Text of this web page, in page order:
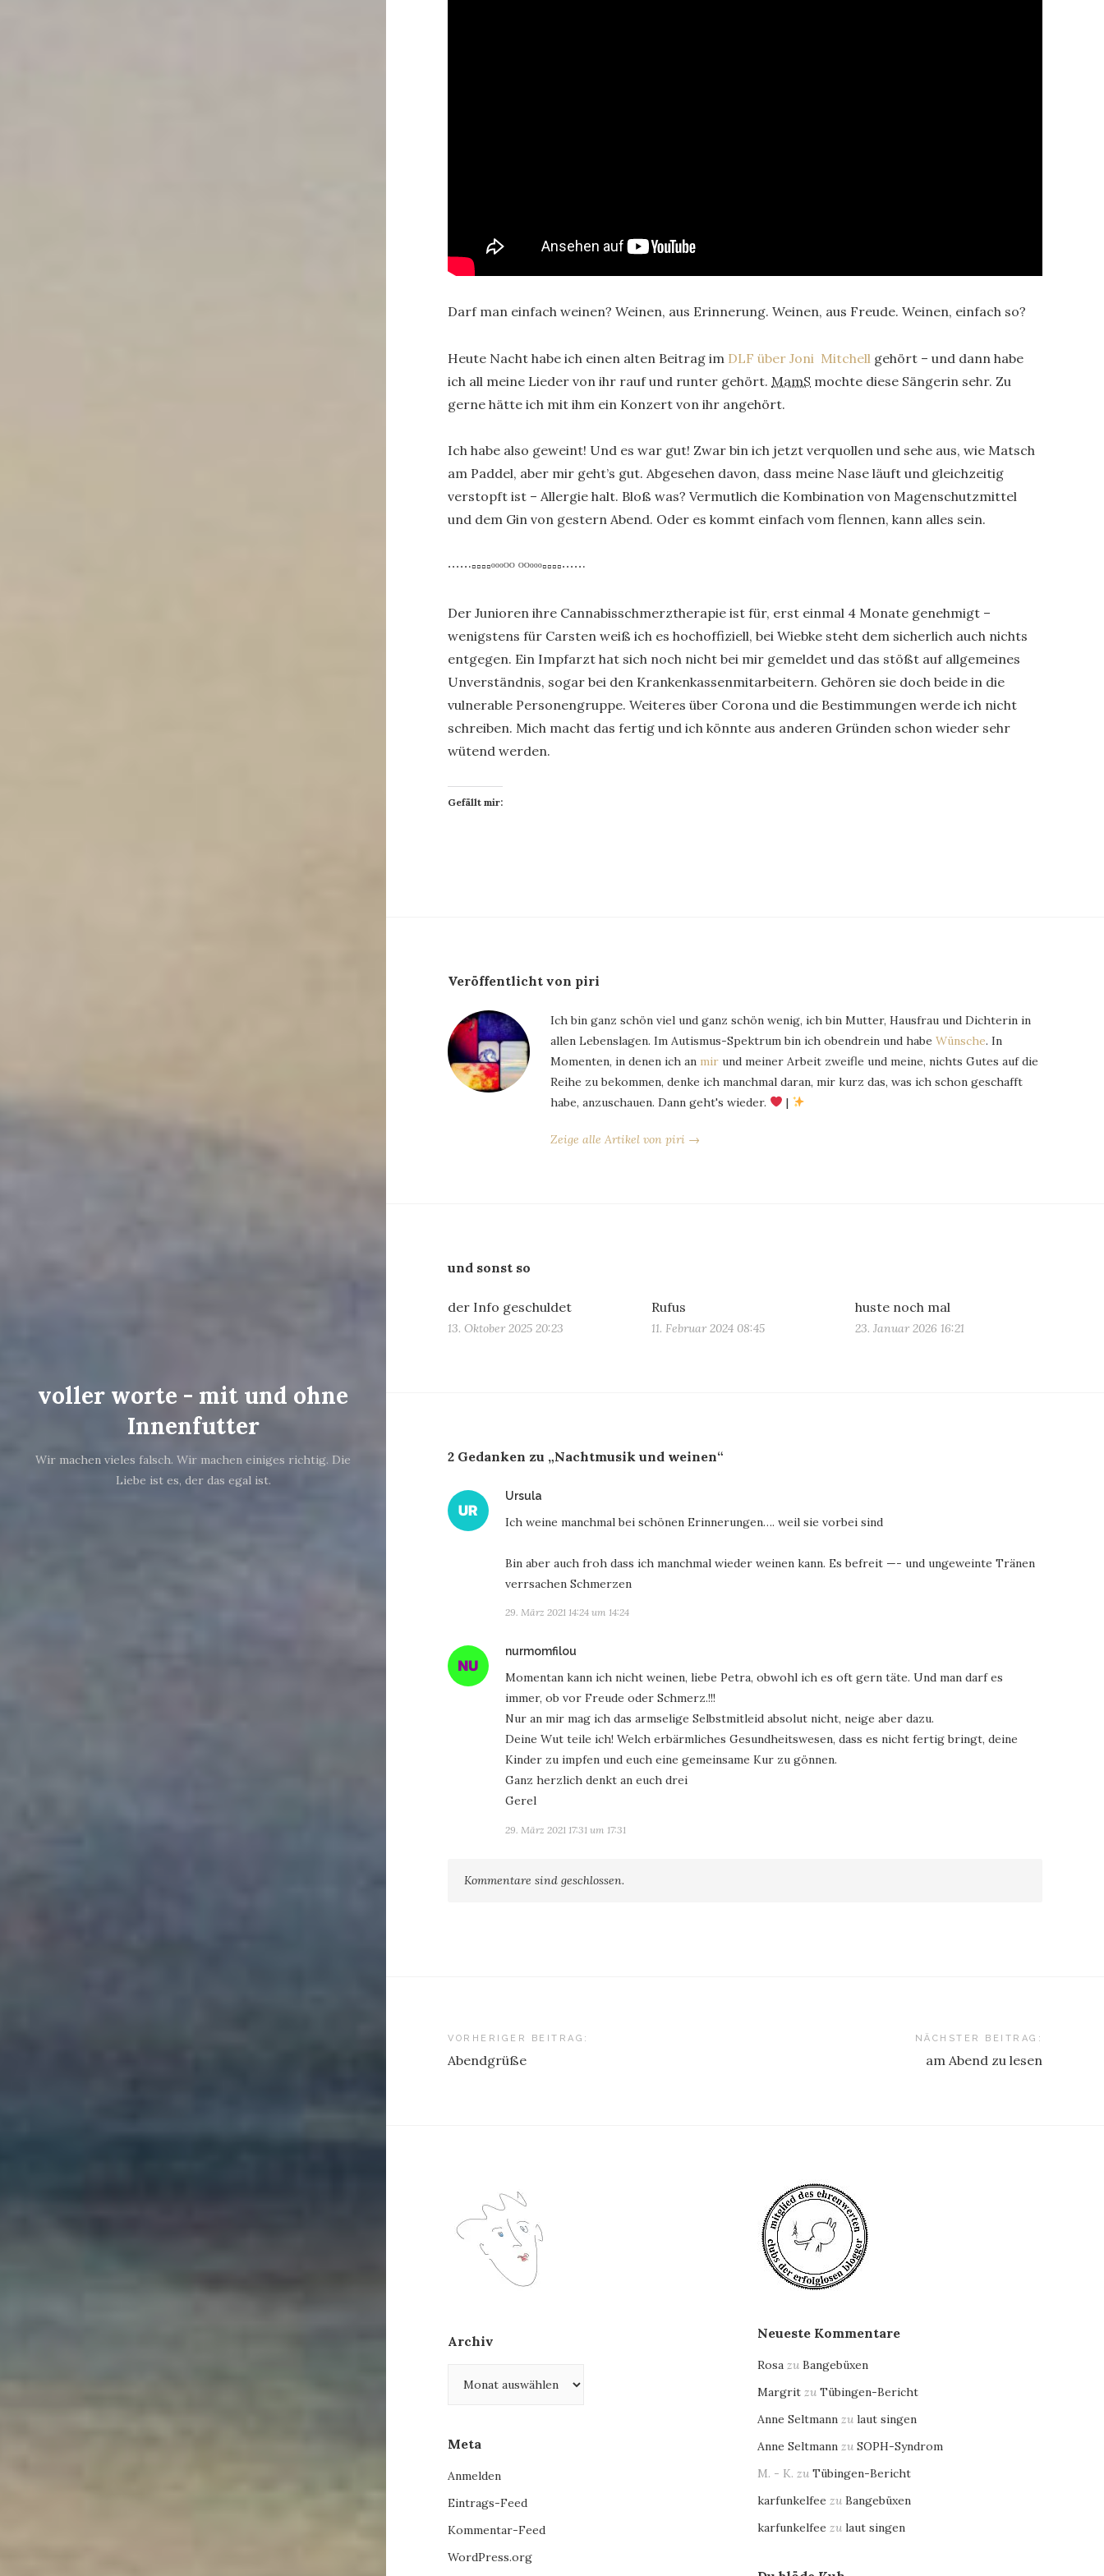
voller worte - mit und ohne
Innenfutter
Wir machen vieles falsch. Wir machen einiges richtig. Die
Liebe ist es, der das egal ist.
Darf man einfach weinen? Weinen, aus Erinnerung. Weinen, aus Freude. Weinen, einfach so?
Heute Nacht habe ich einen alten Beitrag im DLF über Joni Mitchell gehört – und dann habe
ich all meine Lieder von ihr rauf und runter gehört. MamS mochte diese Sängerin sehr. Zu
gerne hätte ich mit ihm ein Konzert von ihr angehört.
Ich habe also geweint! Und es war gut! Zwar bin ich jetzt verquollen und sehe aus, wie Matsch
am Paddel, aber mir geht’s gut. Abgesehen davon, dass meine Nase läuft und gleichzeitig
verstopft ist – Allergie halt. Bloß was? Vermutlich die Kombination von Magenschutzmittel
und dem Gin von gestern Abend. Oder es kommt einfach vom flennen, kann alles sein.
∙∙∙∙∙·▫▫▫▫ᵒᵒᵒᴼᴼ ᴼᴼᵒᵒᵒ▫▫▫▫∙∙∙∙∙·
Der Junioren ihre Cannabisschmerztherapie ist für, erst einmal 4 Monate genehmigt –
wenigstens für Carsten weiß ich es hochoffiziell, bei Wiebke steht dem sicherlich auch nichts
entgegen. Ein Impfarzt hat sich noch nicht bei mir gemeldet und das stößt auf allgemeines
Unverständnis, sogar bei den Krankenkassenmitarbeitern. Gehören sie doch beide in die
vulnerable Personengruppe. Weiteres über Corona und die Bestimmungen werde ich nicht
schreiben. Mich macht das fertig und ich könnte aus anderen Gründen schon wieder sehr
wütend werden.
Gefällt mir:
Veröffentlicht von piri
Ich bin ganz schön viel und ganz schön wenig, ich bin Mutter, Hausfrau und Dichterin in
allen Lebenslagen. Im Autismus-Spektrum bin ich obendrein und habeWünsche. In
Momenten, in denen ich an mir und meiner Arbeit zweifle und meine, nichts Gutes auf die
Reihe zu bekommen, denke ich manchmal daran, mir kurz das, was ich schon geschafft
habe, anzuschauen. Dann geht's wieder.
|
Zeige alle Artikel von piri →
und sonst so
der Info geschuldet
13. Oktober 2025 20:23
Rufus
11. Februar 2024 08:45
huste noch mal
23. Januar 2026 16:21
2 Gedanken zu „Nachtmusik und weinen“
Ursula
Ich weine manchmal bei schönen Erinnerungen…. weil sie vorbei sind
Bin aber auch froh dass ich manchmal wieder weinen kann. Es befreit —- und ungeweinte Tränen
verrsachen Schmerzen
29. März 2021 14:24 um 14:24
nurmomfilou
Momentan kann ich nicht weinen, liebe Petra, obwohl ich es oft gern täte. Und man darf es
immer, ob vor Freude oder Schmerz.!!!
Nur an mir mag ich das armselige Selbstmitleid absolut nicht, neige aber dazu.
Deine Wut teile ich! Welch erbärmliches Gesundheitswesen, dass es nicht fertig bringt, deine
Kinder zu impfen und euch eine gemeinsame Kur zu gönnen.
Ganz herzlich denkt an euch drei
Gerel
29. März 2021 17:31 um 17:31
Kommentare sind geschlossen.
Beitragsnavigation
VORHERIGER BEITRAG:
Abendgrüße
NÄCHSTER BEITRAG:
am Abend zu lesen
Archiv
Meta
Anmelden
Eintrags-Feed
Kommentar-Feed
WordPress.org
Neueste Kommentare
Rosa zuBangebüxen
Margrit zuTübingen-Bericht
Anne Seltmann zulaut singen
Anne Seltmann zuSOPH-Syndrom
M. - K. zuTübingen-Bericht
karfunkelfee zuBangebüxen
karfunkelfee zulaut singen